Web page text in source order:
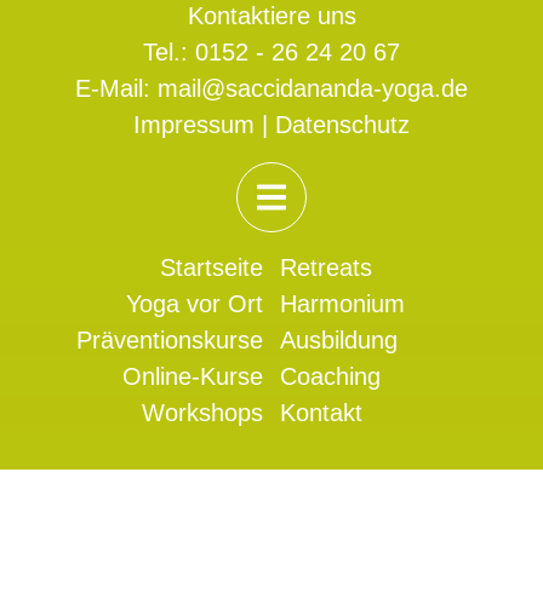
Kontaktiere uns
Tel.: 0152 - 26 24 20 67
E-Mail: mail@saccidananda-yoga.de
Impressum
Datenschutz
Startseite
Retreats
Yoga vor Ort
Harmonium
Präventionskurse
Ausbildung
Online-Kurse
Coaching
Workshops
Kontakt